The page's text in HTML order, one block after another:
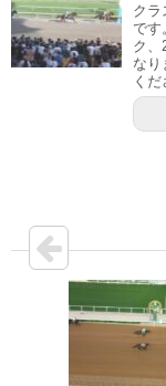
クラ
です
ク、
なり
くだ